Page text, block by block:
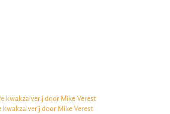
kwakzalverij door Mike Verest
kwakzalverij door Mike Verest